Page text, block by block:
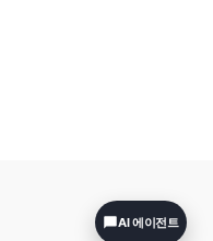
AI 에이전트